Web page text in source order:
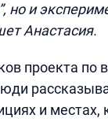
но и
Анастасия.
проекта по
и местах,